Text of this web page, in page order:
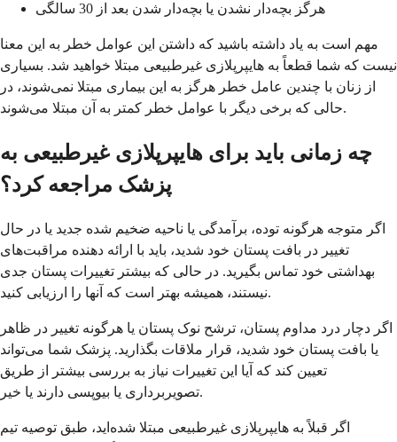
هرگز بچه‌دار نشدن یا بچه‌دار شدن بعد از 30 سالگی
مهم است به یاد داشته باشید که داشتن این عوامل خطر به این معنا
نیست که شما قطعاً به هایپرپلازی غیرطبیعی مبتلا خواهید شد. بسیاری
از زنان با چندین عامل خطر هرگز به این بیماری مبتلا نمی‌شوند، در
حالی که برخی دیگر با عوامل خطر کمتر به آن مبتلا می‌شوند.
چه زمانی باید برای هایپرپلازی غیرطبیعی به
پزشک مراجعه کرد؟
اگر متوجه هرگونه توده، برآمدگی یا ناحیه ضخیم شده جدید یا در حال
تغییر در بافت پستان خود شدید، باید با ارائه دهنده مراقبت‌های
بهداشتی خود تماس بگیرید. در حالی که بیشتر تغییرات پستان جدی
نیستند، همیشه بهتر است که آنها را ارزیابی کنید.
اگر دچار درد مداوم پستان، ترشح نوک پستان یا هرگونه تغییر در ظاهر
یا بافت پستان خود شدید، قرار ملاقات بگذارید. پزشک شما می‌تواند
تعیین کند که آیا این تغییرات نیاز به بررسی بیشتر از طریق
تصویربرداری یا بیوپسی دارند یا خیر.
اگر قبلاً به هایپرپلازی غیرطبیعی مبتلا شده‌اید، طبق توصیه تیم